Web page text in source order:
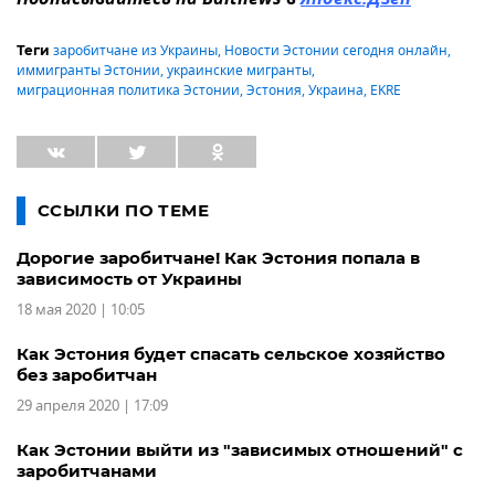
Теги заробитчане из Украины, Новости Эстонии сегодня онлайн,
иммигранты Эстонии,украинские мигранты,
миграционная политика Эстонии,Эстония,Украина, EKRE
ССЫЛКИ ПО ТЕМЕ
Дорогие заробитчане! Как Эстония попала в
зависимость от Украины
18 мая 2020 | 10:05
Как Эстония будет спасать сельское хозяйство
без заробитчан
29 апреля 2020 | 17:09
Как Эстонии выйти из "зависимых отношений" с
заробитчанами